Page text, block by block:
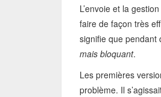
L’envoie et la
faire de façon très
signifie que pendant
mais bloquant.
Les premières
problème. Il